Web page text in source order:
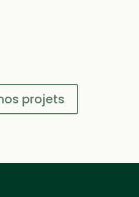
projets